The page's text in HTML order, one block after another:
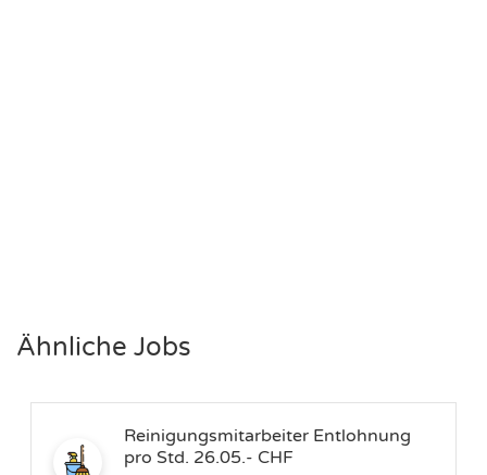
Ähnliche Jobs
Reinigungsmitarbeiter Entlohnung
pro Std. 26.05.- CHF